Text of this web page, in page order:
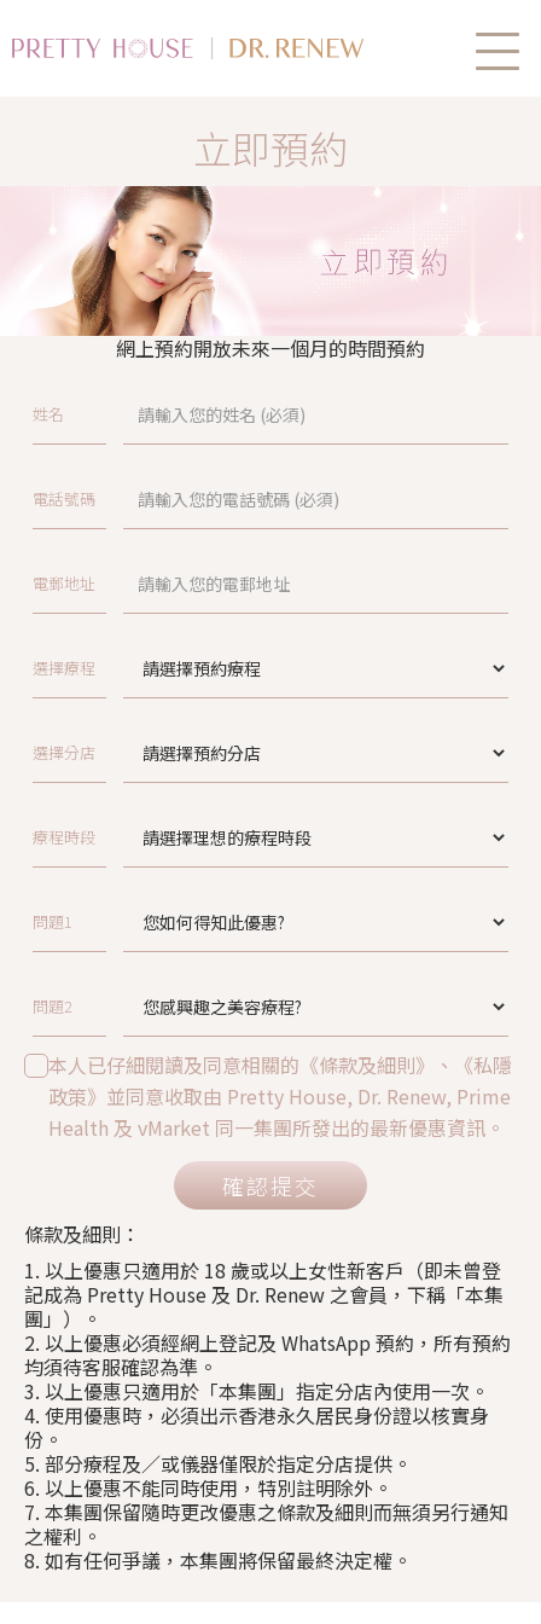
立即預約
網上預約開放未來一個月的時間預約
姓名
電話號碼
電郵地址
選擇療程
選擇分店
療程時段
問題1
問題2
本人已仔細閱讀及同意相關的《條款及細則》、《私隱
政策》並同意收取由 Pretty House, Dr. Renew, Prime
Health 及 vMarket 同一集團所發出的最新優惠資訊。
確認提交
條款及細則：
1. 以上優惠只適用於 18 歲或以上女性新客戶（即未曾登
記成為 Pretty House 及 Dr. Renew 之會員，下稱「本集
團」）。
2. 以上優惠必須經網上登記及 WhatsApp 預約，所有預約
均須待客服確認為準。
3. 以上優惠只適用於「本集團」指定分店內使用一次。
4. 使用優惠時，必須出示香港永久居民身份證以核實身
份。
5. 部分療程及／或儀器僅限於指定分店提供。
6. 以上優惠不能同時使用，特別註明除外。
7. 本集團保留隨時更改優惠之條款及細則而無須另行通知
之權利。
8. 如有任何爭議，本集團將保留最終決定權。